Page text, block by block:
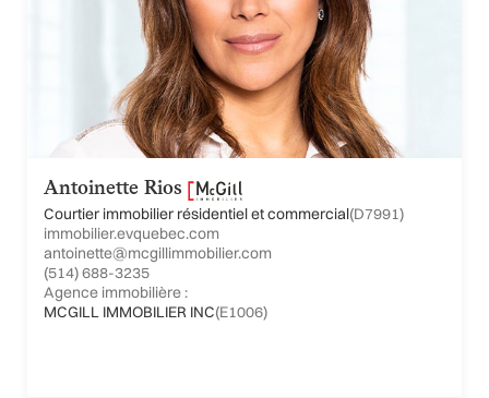
Antoinette Rios
Courtier immobilier résidentiel et commercial(D7991)
immobilier.evquebec.com
antoinette@mcgillimmobilier.com
(514) 688-3235
Agence immobilière :
MCGILL IMMOBILIER INC(E1006)